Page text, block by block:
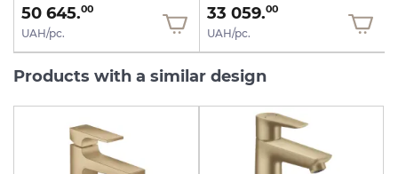
50 645.00
UAH/pc.
33 059.00
UAH/pc.
Products with a similar design